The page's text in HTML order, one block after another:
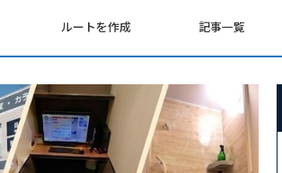
ルートを作成 記事一覧